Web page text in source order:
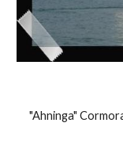
"Ahninga"